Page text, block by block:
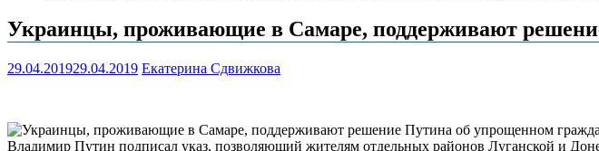
Украинцы, проживающие в Самаре, поддерживают
29.04.201929.04.2019 Екатерина Сдвижкова
Владимир Путин подписал указ, позволяющий жителям отдельных районов Луганской и